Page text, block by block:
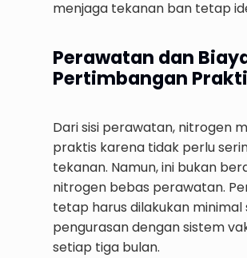
menjaga tekanan ban tetap
Perawatan dan
Pertimbangan
Dari sisi perawatan, nitrogen
praktis karena tidak perlu
tekanan. Namun, ini bukan
nitrogen bebas perawatan.
tetap harus dilakukan minimal
pengurasan dengan sistem
setiap tiga bulan.